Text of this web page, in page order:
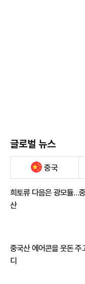
글로벌 뉴스
중국
희토류 다음은 광모듈…
산
중국산 에어콘을 웃돈 주
디